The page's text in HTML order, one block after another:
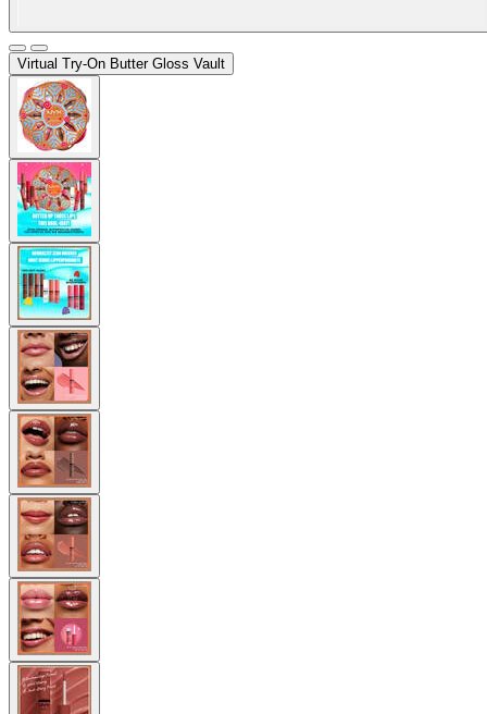
Virtual Try-On Butter Gloss Vault